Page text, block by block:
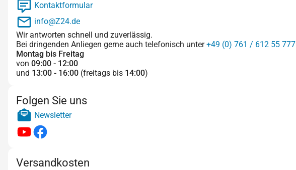
Kontaktformular
info@Z24.de
Wir antworten schnell und zuverlässig.
Bei dringenden Anliegen gerne auch telefonisch unter+49 (0) 761 / 612 55 777
Montag bis Freitag
von 09:00 - 12:00
und 13:00 - 16:00 (freitags bis 14:00)
Folgen Sie uns
Newsletter
Versandkosten